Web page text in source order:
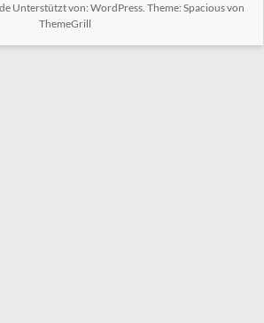
Unterstützt von: WordPress. Theme: Spacious von
ThemeGrill